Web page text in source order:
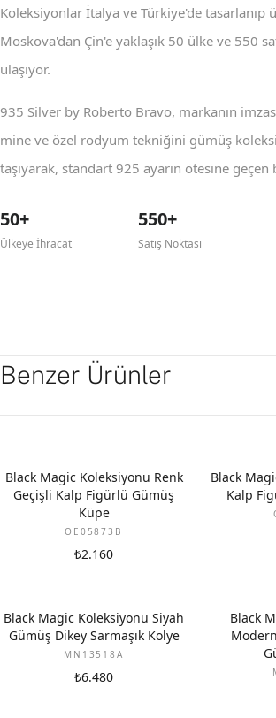
Koleksiyonlar İtalya ve Türkiye'de tasarlanıp
Moskova'dan Çin'e yaklaşık 50 ülke ve 550
ulaşıyor.
935 Silver by Roberto Bravo, markanın
mine ve özel rodyum tekniğini gümüş
taşıyarak, standart 925 ayarın ötesine
50+
Ülkeye İhracat
550+
Satış Noktası
Benzer Ürünler
Black Magic Koleksiyonu Renk
Geçişli Kalp Figürlü Gümüş
Küpe
OE05873B
₺2.160
Black
Kalp
Black Magic Koleksiyonu Siyah
Gümüş Dikey Sarmaşık Kolye
MN13518A
₺6.480
Black